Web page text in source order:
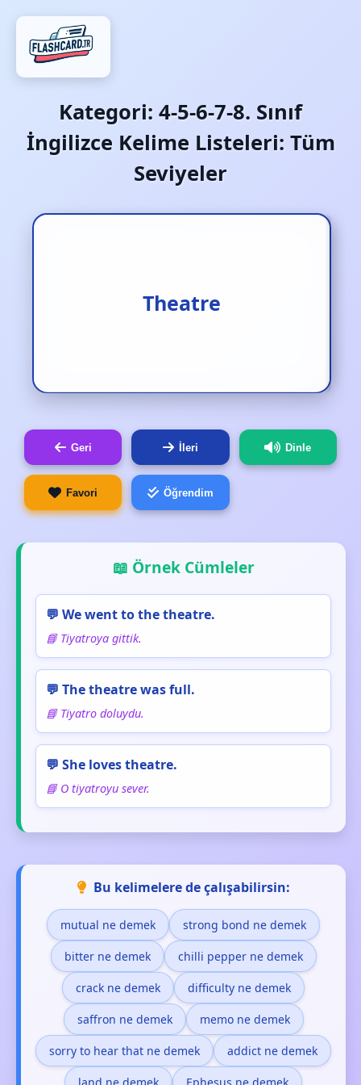
Kategori: 4-5-6-7-8. Sınıf
İngilizce Kelime Listeleri: Tüm
Seviyeler
Theatre
Tiyatro
Geri İleri Dinle
Favori Öğrendim
📖 Örnek Cümleler
💬 We went to the theatre.
📘 Tiyatroya gittik.
💬 The theatre was full.
📘 Tiyatro doluydu.
💬 She loves theatre.
📘 O tiyatroyu sever.
Bu kelimelere de çalışabilirsin:
mutual ne demek strong bond ne demek
bitter ne demek chilli pepper ne demek
crack ne demek difficulty ne demek
saffron ne demek memo ne demek
sorry to hear that ne demek addict ne demek